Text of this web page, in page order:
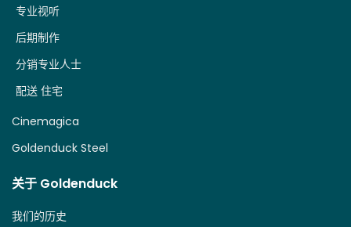
配送 住宅
分销专业人士
后期制作
专业视听
Cinemagica
Goldenduck Steel
关于 Goldenduck
我们的历史